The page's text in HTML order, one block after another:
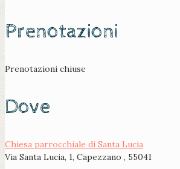
Prenotazioni
Prenotazioni chiuse
Dove
Chiesa parrocchiale di Santa Lucia
Via Santa Lucia, 1, Capezzano , 55041